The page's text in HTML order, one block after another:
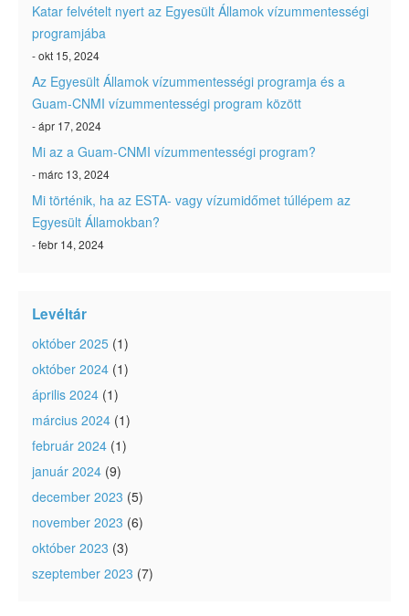
Katar felvételt nyert az Egyesült Államok vízummentességi
programjába
- okt 15, 2024
Az Egyesült Államok vízummentességi programja és a
Guam-CNMI vízummentességi program között
- ápr 17, 2024
Mi az a Guam-CNMI vízummentességi program?
- márc 13, 2024
Mi történik, ha az ESTA- vagy vízumidőmet túllépem az
Egyesült Államokban?
- febr 14, 2024
Levéltár
október 2025 (1)
október 2024 (1)
április 2024 (1)
március 2024 (1)
február 2024 (1)
január 2024 (9)
december 2023 (5)
november 2023 (6)
október 2023 (3)
szeptember 2023 (7)